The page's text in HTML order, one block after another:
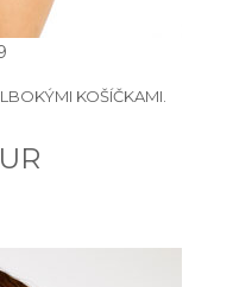
KOŠÍČKAMI.